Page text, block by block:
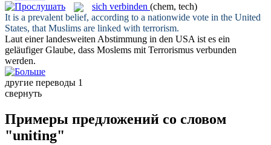
sich verbinden (chem, tech)
It is a prevalent belief, according to a nationwide vote in the United
States, that Muslims are linked with terrorism.
Laut einer landesweiten Abstimmung in den USA ist es ein
geläufiger Glaube, dass Moslems mit Terrorismus verbunden
werden.
другие переводы 1
свернуть
Примеры предложений со словом
"uniting"